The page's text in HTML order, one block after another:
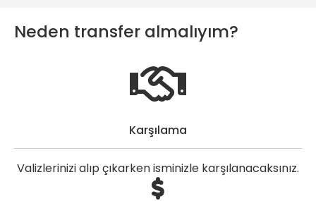
Neden transfer almalıyım?
Karşılama
Valizlerinizi alıp çıkarken isminizle karşılanacaksınız.